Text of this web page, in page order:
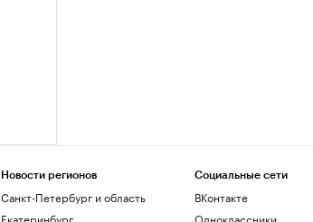
Новости регионов
Санкт-Петербург и область
Екатеринбург
Социальные сети
ВКонтакте
Одноклассники